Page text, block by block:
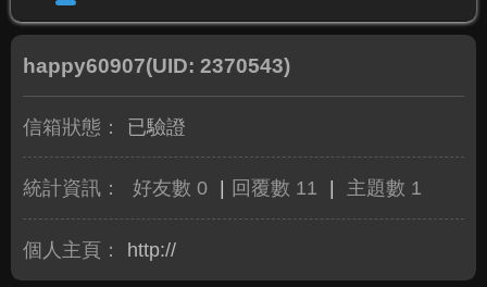
happy60907(UID: 2370543)
信箱狀態： 已驗證
統計資訊： 好友數 0 回覆數 11 主題數 1
個人主頁： http://